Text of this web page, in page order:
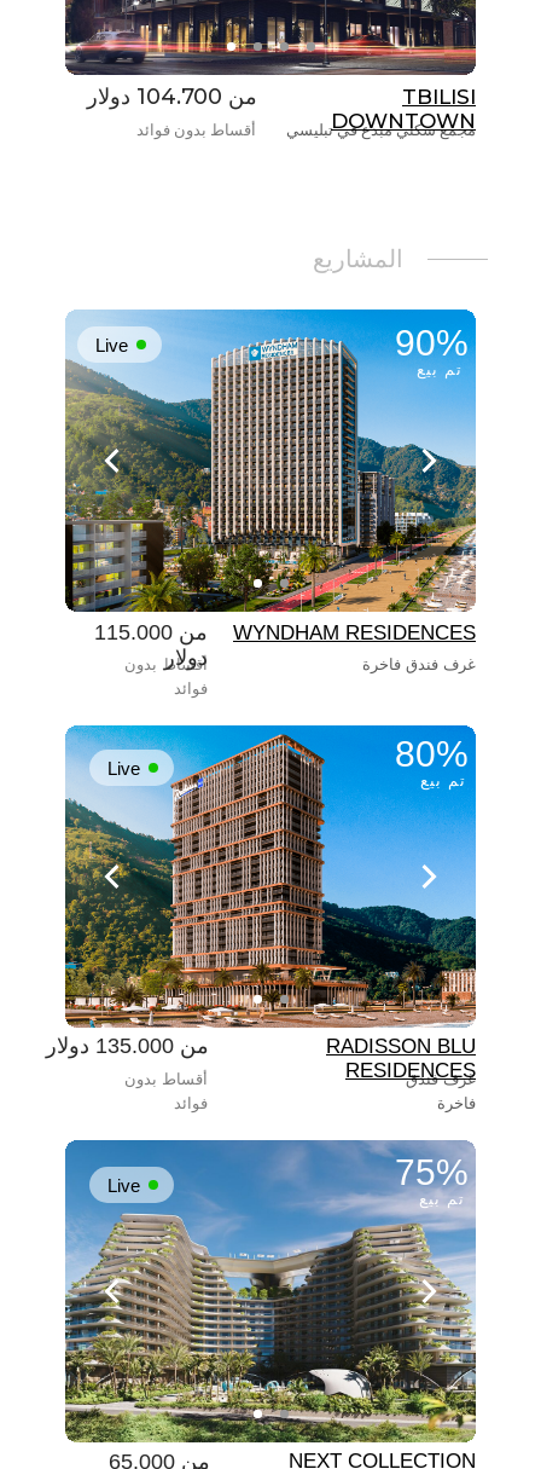
TBILISI
DOWNTOWN
مجمع سكني مبدع في تبليسي
من 104.700 دولار
أقساط بدون فوائد
WYNDHAM RESIDENCES
غرف فندق فاخرة
RADISSON BLU
RESIDENCES
غرف فندق
فاخرة
NEXT COLLECTION
من 115.000
دولار
أقساط بدون
فوائد
من 135.000 دولار
أقساط بدون
فوائد
من 65.000
90%
تم بيع
Live
Live
Live
80%
تم بيع
75%
تم بيع
المشاريع